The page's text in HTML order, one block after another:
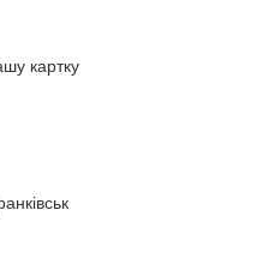
картку